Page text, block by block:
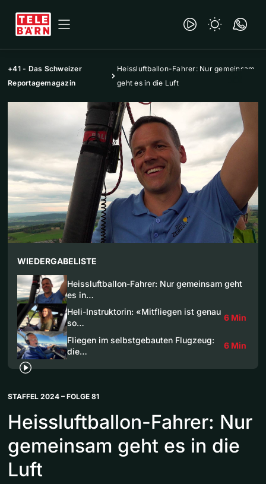
+41 - Das Schweizer
Reportagemagazin
Heissluftballon-Fahrer: Nur gemeinsam
geht es in die Luft
WIEDERGABELISTE
Heissluftballon-Fahrer: Nur gemeinsam geht
es in…
Heli-Instruktorin: «Mitfliegen ist genau
so…
6 Min
Fliegen im selbstgebauten Flugzeug:
die…
6 Min
STAFFEL 2024 – FOLGE 81
Heissluftballon-Fahrer: Nur
gemeinsam geht es in die
Luft